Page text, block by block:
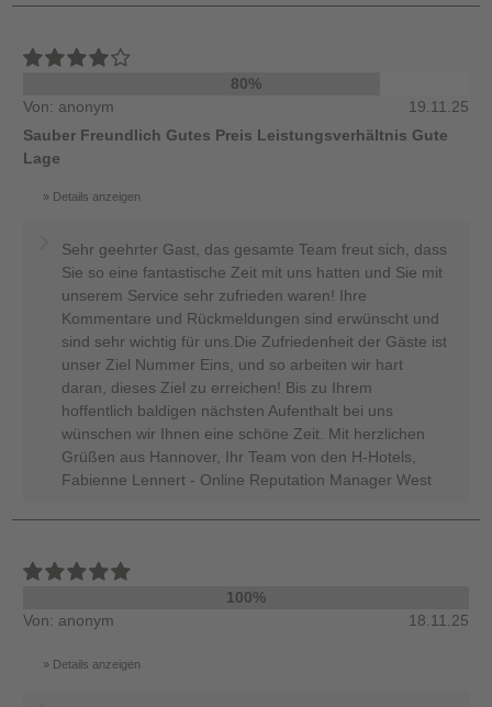
80%
Von: anonym
19.11.25
Sauber Freundlich Gutes Preis Leistungsverhältnis Gute
Lage
Details anzeigen
Sehr geehrter Gast, das gesamte Team freut sich, dass
Sie so eine fantastische Zeit mit uns hatten und Sie mit
unserem Service sehr zufrieden waren! Ihre
Kommentare und Rückmeldungen sind erwünscht und
sind sehr wichtig für uns.Die Zufriedenheit der Gäste ist
unser Ziel Nummer Eins, und so arbeiten wir hart
daran, dieses Ziel zu erreichen! Bis zu Ihrem
hoffentlich baldigen nächsten Aufenthalt bei uns
wünschen wir Ihnen eine schöne Zeit. Mit herzlichen
Grüßen aus Hannover, Ihr Team von den H-Hotels,
Fabienne Lennert - Online Reputation Manager West
100%
Von: anonym
18.11.25
Details anzeigen